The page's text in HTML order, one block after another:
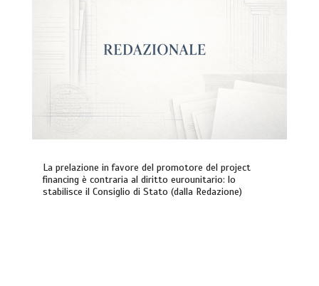
La prelazione in favore del promotore del project
financing è contraria al diritto eurounitario: lo
stabilisce il Consiglio di Stato (dalla Redazione)